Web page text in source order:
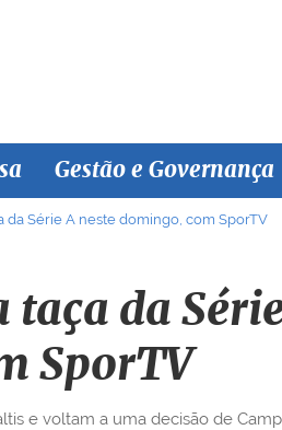
Gestão e Governança
da Série A neste domingo, com SporTV
da
SporTV
e voltam a uma decisão de